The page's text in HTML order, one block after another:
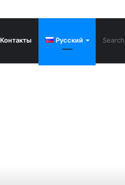
Контакты Русский